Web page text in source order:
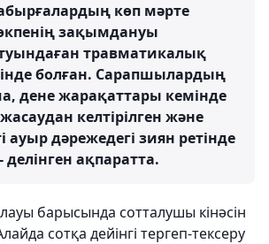
көп мәрте
зақымдануы
травматикалық
болған. Сарапшылардың
дене жарақаттары кемінде
келтірілген және
ауыр дәрежедегі зиян ретінде
ақпаратта.
барысында сотталушы кінәсін
сотқа дейінгі тергеп-тексеру